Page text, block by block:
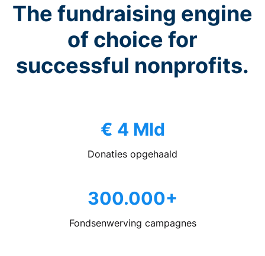
The fundraising engine
of choice for
successful nonprofits.
€ 4 Mld
Donaties opgehaald
300.000+
Fondsenwerving campagnes